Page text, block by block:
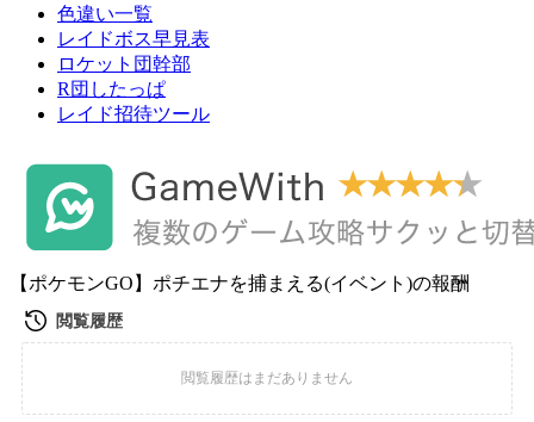
色違い一覧
レイドボス早見表
ロケット団幹部
R団したっぱ
レイド招待ツール
【ポケモンGO】ポチエナを捕まえる(イベント)の報酬